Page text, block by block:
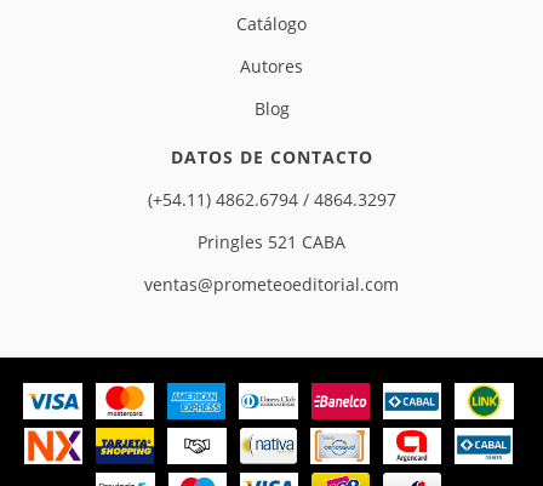
Catálogo
Autores
Blog
DATOS DE CONTACTO
(+54.11) 4862.6794 / 4864.3297
Pringles 521 CABA
ventas@prometeoeditorial.com